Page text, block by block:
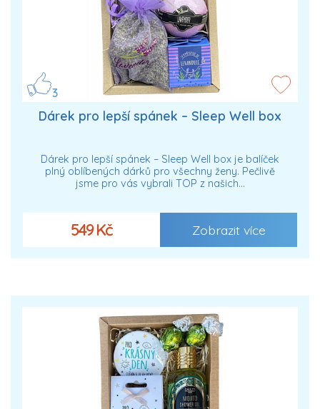
3
Dárek pro lepší spánek – Sleep Well box
Dárek pro lepší spánek – Sleep Well box je balíček
plný oblíbených dárků pro všechny ženy. Pečlivě
jsme pro vás vybrali TOP z našich…
549 Kč Zobrazit více